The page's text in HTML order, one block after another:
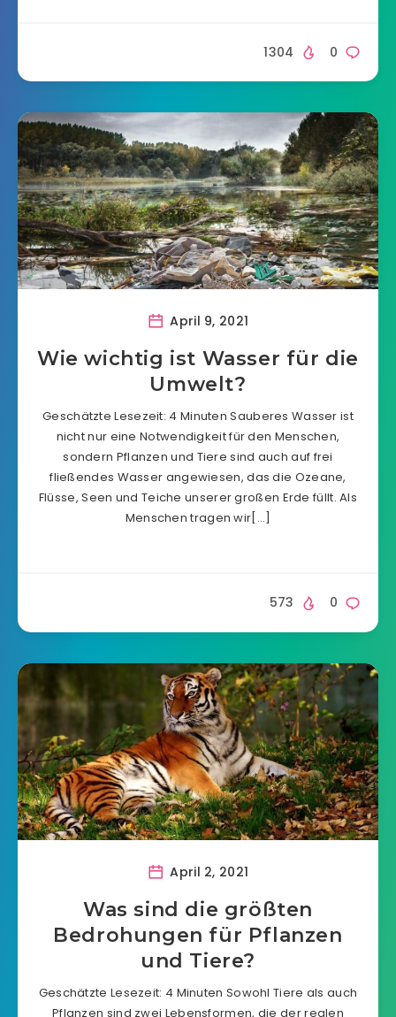
0
1304
April 9, 2021
Wie wichtig ist Wasser für die
Umwelt?
Geschätzte Lesezeit: 4 Minuten Sauberes Wasser ist
nicht nur eine Notwendigkeit für den Menschen,
sondern Pflanzen und Tiere sind auch auf frei
fließendes Wasser angewiesen, das die Ozeane,
Flüsse, Seen und Teiche unserer großen Erde füllt. Als
Menschen tragen wir[…]
0
573
April 2, 2021
Was sind die größten
Bedrohungen für Pflanzen
und Tiere?
Geschätzte Lesezeit: 4 Minuten Sowohl Tiere als auch
Pflanzen sind zwei Lebensformen, die der realen